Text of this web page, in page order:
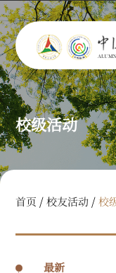
校级活动
首页 /校友活动 /校
最新